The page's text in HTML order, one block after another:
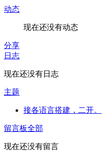
动态
现在还没有动态
分享
日志
现在还没有日志
主题
接各语言搭建，二开。
留言板全部
现在还没有留言